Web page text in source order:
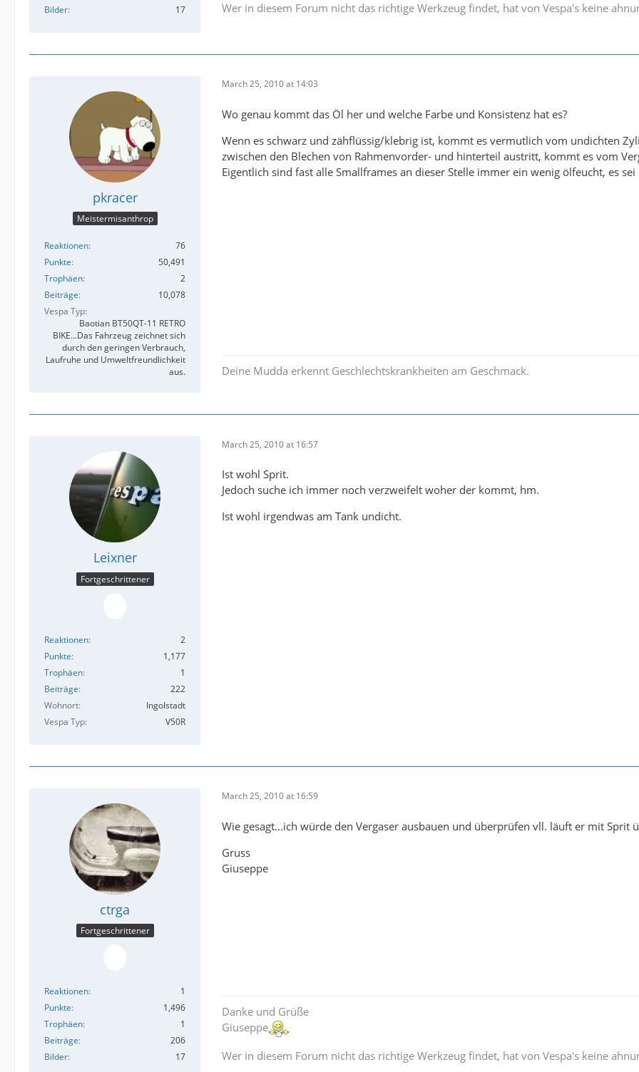
Bilder
17
Wer in diesem Forum nicht das richtige Werkzeug findet, hat von Vespa's keine
pkracer
Meistermisanthrop
Reaktionen
76
Punkte
50,491
Trophäen
2
Beiträge
10,078
Vespa Typ
Baotian BT50QT-11 RETRO
BIKE...Das Fahrzeug zeichnet sich
durch den geringen Verbrauch,
Laufruhe und Umweltfreundlichkeit
aus.
March 25, 2010 at 14:03
Wo genau kommt das Öl her und welche Farbe und Konsistenz hat es?
Wenn es schwarz und zähflüssig/klebrig ist, kommt es vermutlich vom undichten
zwischen den Blechen von Rahmenvorder- und hinterteil austritt, kommt es vom
Eigentlich sind fast alle Smallframes an dieser Stelle immer ein wenig ölfeucht, es
Deine Mudda erkennt Geschlechtskrankheiten am Geschmack.
Leixner
Fortgeschrittener
Reaktionen
2
Punkte
1,177
Trophäen
1
Beiträge
222
Wohnort
Ingolstadt
Vespa Typ
V50R
March 25, 2010 at 16:57
Ist wohl Sprit.
Jedoch suche ich immer noch verzweifelt woher der kommt, hm.
Ist wohl irgendwas am Tank undicht.
ctrga
Fortgeschrittener
Reaktionen
1
Punkte
1,496
Trophäen
1
Beiträge
206
Bilder
17
March 25, 2010 at 16:59
Wie gesagt...ich würde den Vergaser ausbauen und überprüfen vll. läuft er mit Sprit
Gruss
Giuseppe
Danke und Grüße
Giuseppe
Wer in diesem Forum nicht das richtige Werkzeug findet, hat von Vespa's keine